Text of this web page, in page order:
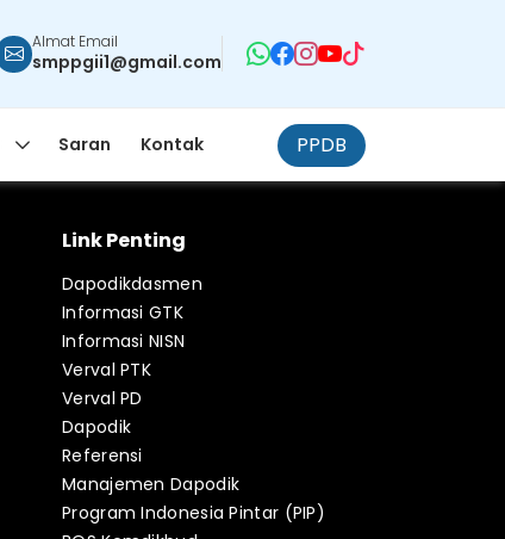
Almat Email
smppgii1@gmail.com
Saran Kontak PPDB
Link Penting
Dapodikdasmen
Informasi GTK
Informasi NISN
Verval PTK
Verval PD
Dapodik
Referensi
Manajemen Dapodik
Program Indonesia Pintar (PIP)